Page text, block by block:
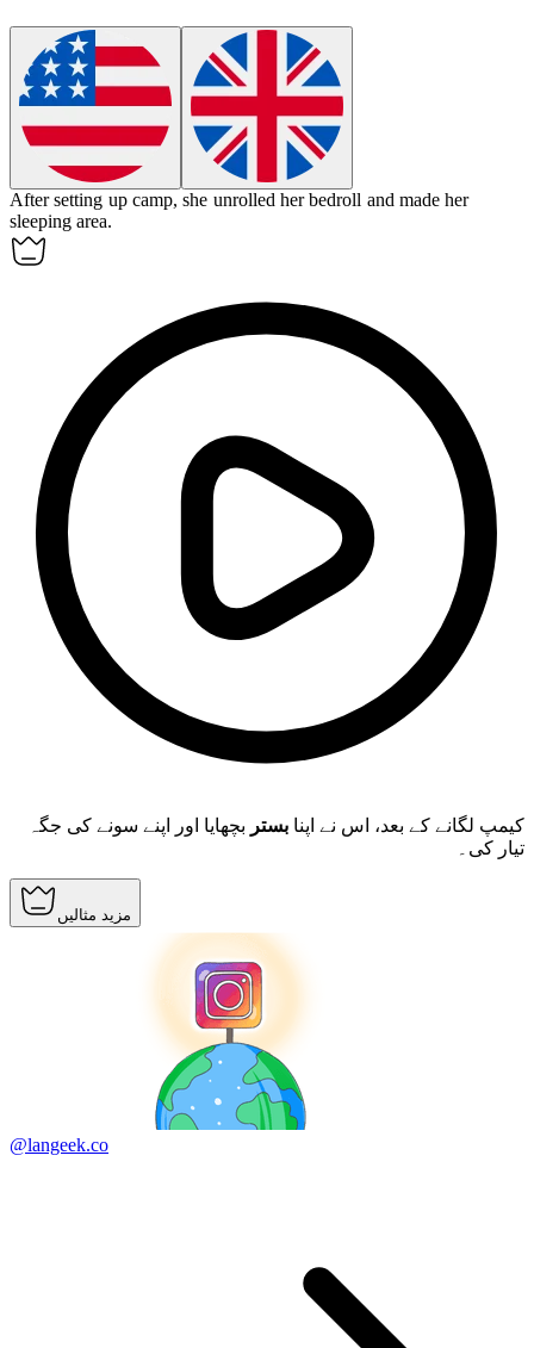
After setting up camp, she unrolled herbedroll and made her
sleeping area.
کیمپ لگانے کے بعد، اس نے اپنا بستر بچھایا اور اپنے سونے کی جگہ
تیار کی۔
مزید مثالیں
@langeek.co